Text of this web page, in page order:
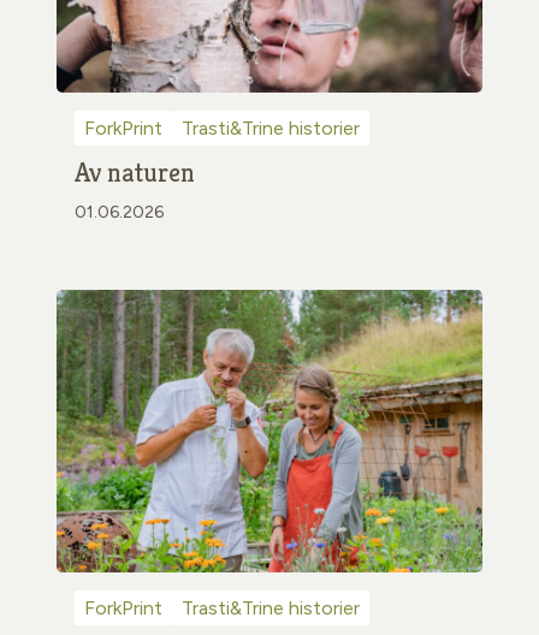
ForkPrint Trasti&Trine historier
Av naturen
01.06.2026
ForkPrint Trasti&Trine historier